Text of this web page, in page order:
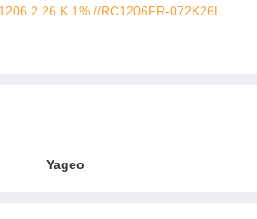
2.26 K 1% //RC1206FR-072K26L
Yageo